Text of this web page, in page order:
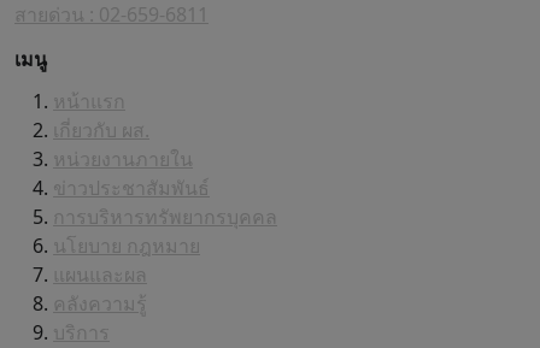
สายด่วน : 02-659-6811
เมนู
หน้าแรก
เกี่ยวกับ ผส.
หน่วยงานภายใน
ข่าวประชาสัมพันธ์
การบริหารทรัพยากรบุคคล
นโยบาย กฎหมาย
แผนและผล
คลังความรู้
บริการ